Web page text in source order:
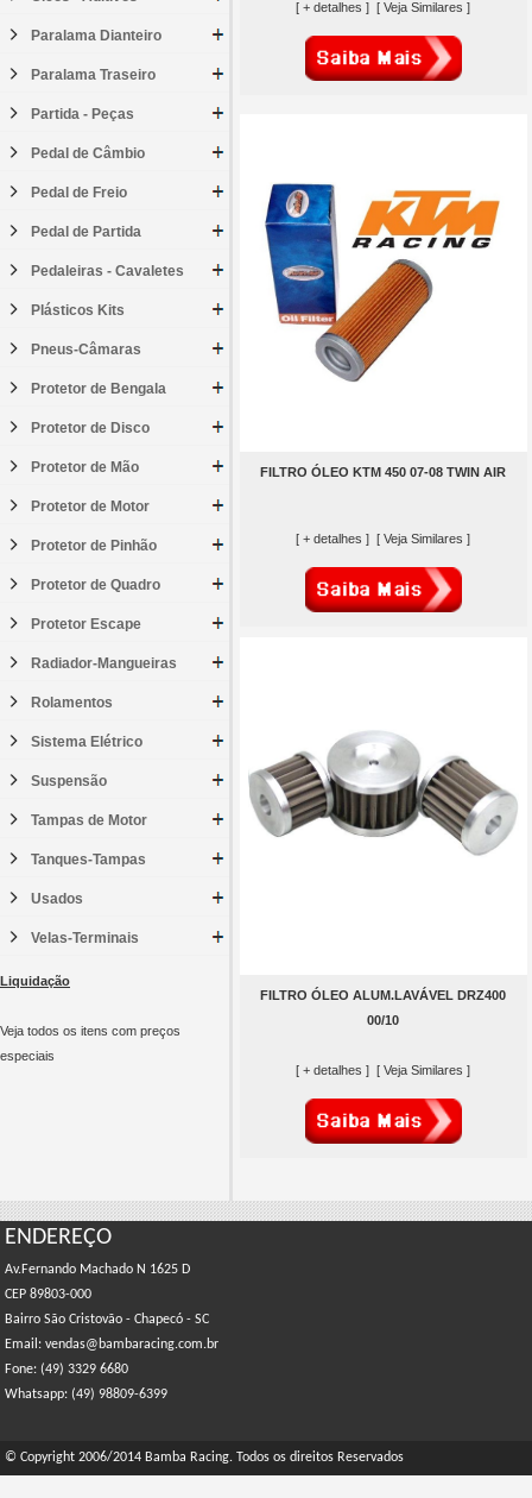
Paralama Dianteiro
Paralama Traseiro
Partida - Peças
Pedal de Câmbio
Pedal de Freio
Pedal de Partida
Pedaleiras - Cavaletes
Plásticos Kits
Pneus-Câmaras
Protetor de Bengala
Protetor de Disco
Protetor de Mão
Protetor de Motor
Protetor de Pinhão
Protetor de Quadro
Protetor Escape
Radiador-Mangueiras
Rolamentos
Sistema Elétrico
Suspensão
Tampas de Motor
Tanques-Tampas
Usados
Velas-Terminais
Liquidação
Veja todos os itens com preços
especiais
[ + detalhes ] [ Veja Similares ]
FILTRO ÓLEO KTM 450 07-08 TWIN AIR
[ + detalhes ] [ Veja Similares ]
FILTRO ÓLEO ALUM.LAVÁVEL DRZ400
00/10
[ + detalhes ] [ Veja Similares ]
ENDEREÇO
Av.Fernando Machado N 1625 D
CEP 89803-000
Bairro São Cristovão - Chapecó - SC
Email: vendas@bambaracing.com.br
Fone: (49) 3329 6680
Whatsapp: (49) 98809-6399
© Copyright 2006/2014 Bamba Racing. Todos os direitos Reservados